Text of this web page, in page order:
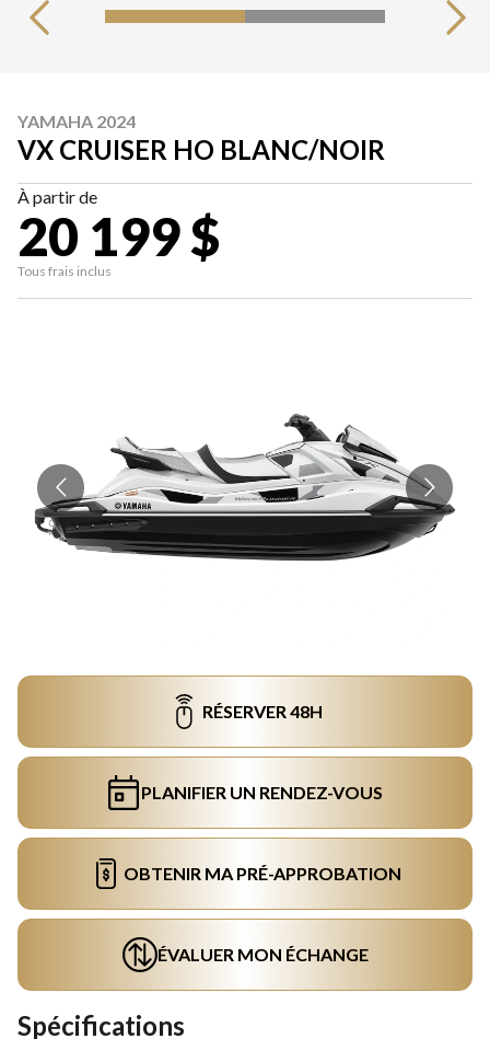
YAMAHA 2024
VX CRUISER HO BLANC/NOIR
À partir de
20 199 $
Tous frais inclus
RÉSERVER 48H
PLANIFIER UN RENDEZ-VOUS
OBTENIR MA PRÉ-APPROBATION
ÉVALUER MON ÉCHANGE
Spécifications